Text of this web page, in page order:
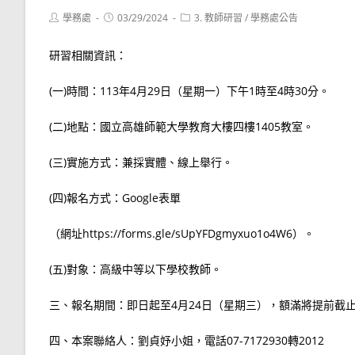
Post學務處
Post03/29/2024
Post3. 教師研習 /學務處公告
研習相關資訊：
(一)時間：113年4月29日（星期一）下午1時至4時30分。
(二)地點：國立高雄師範大學教育大樓四樓1405教室。
(三)實施方式：兼採實體、線上舉行。
(四)報名方式：Google表單
（網址https://forms.gle/sUpYFDgmyxuo1o4W6）。
(五)對象：高級中等以下學校教師。
三、報名期間：即日起至4月24日（星期三），額滿將提前截
四、本案聯絡人：劉貞妤小姐，電話07-7172930轉2012